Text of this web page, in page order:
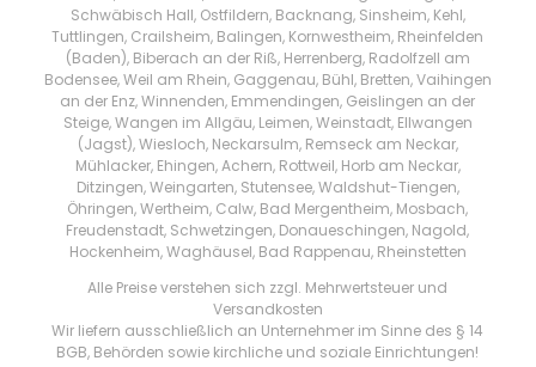
Schwäbisch Hall, Ostfildern, Backnang, Sinsheim, Kehl,
Tuttlingen, Crailsheim, Balingen, Kornwestheim, Rheinfelden
(Baden), Biberach an der Riß, Herrenberg, Radolfzell am
Bodensee, Weil am Rhein, Gaggenau, Bühl, Bretten, Vaihingen
an der Enz, Winnenden, Emmendingen, Geislingen an der
Steige, Wangen im Allgäu, Leimen, Weinstadt, Ellwangen
(Jagst), Wiesloch, Neckarsulm, Remseck am Neckar,
Mühlacker, Ehingen, Achern, Rottweil, Horb am Neckar,
Ditzingen, Weingarten, Stutensee, Waldshut-Tiengen,
Öhringen, Wertheim, Calw, Bad Mergentheim, Mosbach,
Freudenstadt, Schwetzingen, Donaueschingen, Nagold,
Hockenheim, Waghäusel, Bad Rappenau, Rheinstetten
Alle Preise verstehen sich zzgl. Mehrwertsteuer und
Versandkosten
Wir liefern ausschließlich an Unternehmer im Sinne des § 14
BGB, Behörden sowie kirchliche und soziale Einrichtungen!